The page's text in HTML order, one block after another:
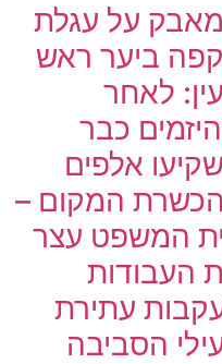
על עגלת
ביער ראש
לאחר
כבר
אלפים
המקום –
המשפט עצר
העבודות
עתירת
הסביבה